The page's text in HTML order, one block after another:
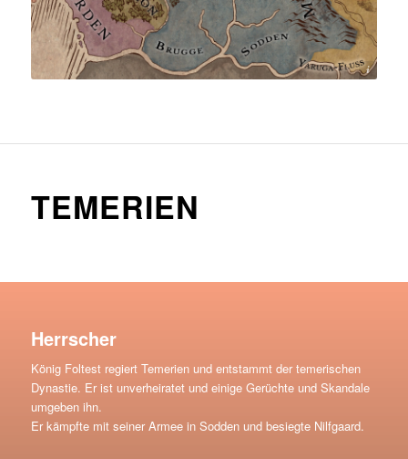
by Agnes Platt
TEMERIEN
Herrscher
König Foltest regiert Temerien und entstammt der temerischen
Dynastie. Er ist unverheiratet und einige Gerüchte und Skandale
umgeben ihn.
Er kämpfte mit seiner Armee in Sodden und besiegte Nilfgaard.